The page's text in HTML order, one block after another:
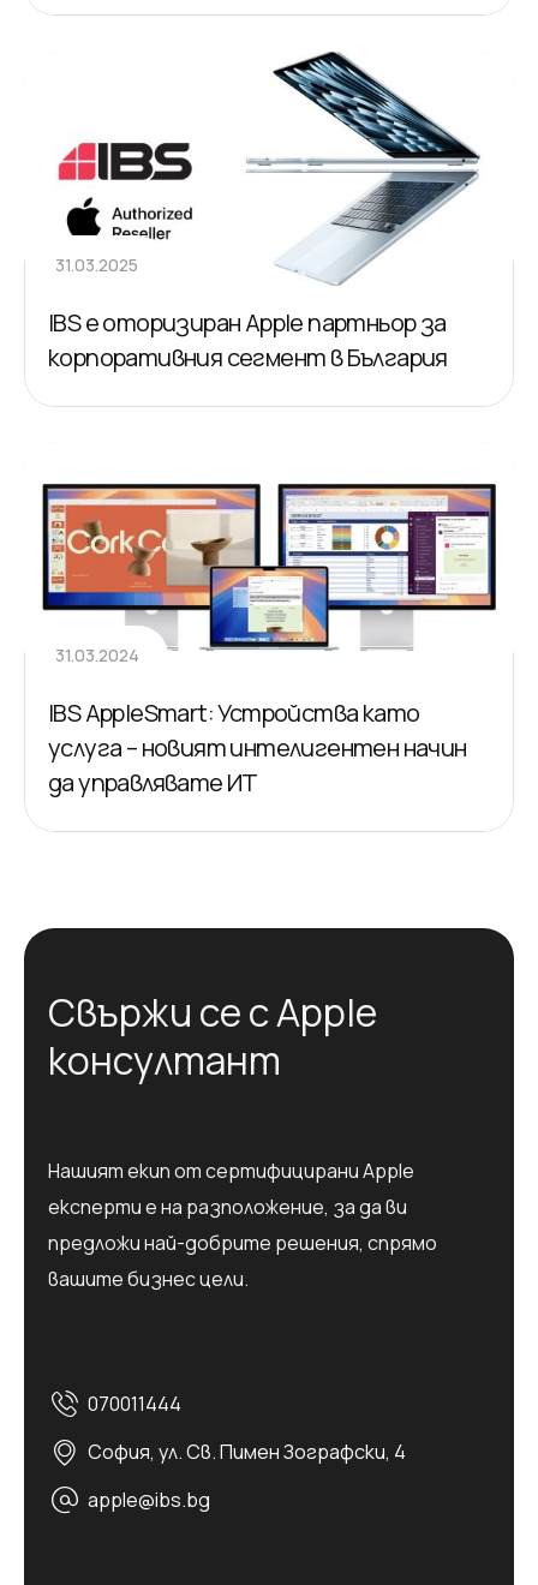
31.03.2025
IBS е оторизиран Apple партньор за
корпоративния сегмент в България
31.03.2024
IBS AppleSmart: Устройства като
услуга – новият интелигентен начин
да управлявате ИТ
Свържи сесApple
консултант
Нашият екип от сертифицирани Apple
експерти е на разположение, за да ви
предложи най-добрите решения, спрямо
вашите бизнес цели.
070011444
София, ул. Св. Пимен Зографски, 4
apple@ibs.bg